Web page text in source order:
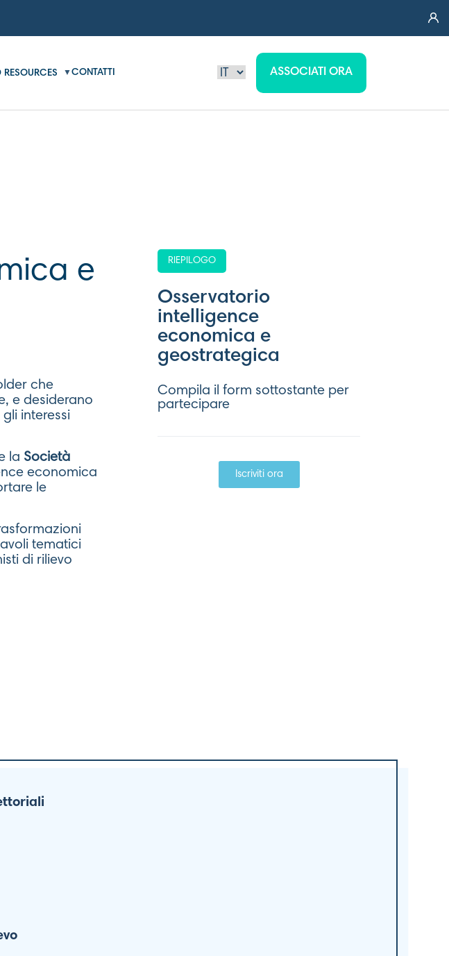
RESOURCES CONTATTI ASSOCIATI ORA
e
che
e desiderano
interessi
la Società
economica
le
tematici
di rilievo
RIEPILOGO
Osservatorio
intelligence
economica e
geostrategica
Compila il form sottostante per
partecipare
Iscriviti ora